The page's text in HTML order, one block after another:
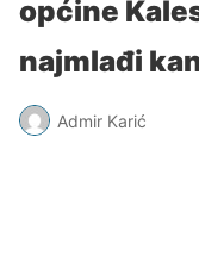
općine
najmlađi
Admir Karić